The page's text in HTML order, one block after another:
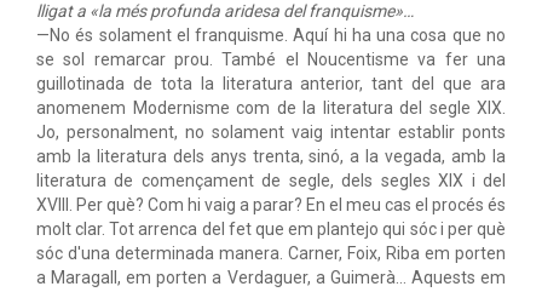
lligat a «la més profunda aridesa del franquisme»…
—No és solament el franquisme. Aquí hi ha una cosa que no
se sol remarcar prou. També el Noucentisme va fer una
guillotinada de tota la literatura anterior, tant del que ara
anomenem Modernisme com de la literatura del segle XIX.
Jo, personalment, no solament vaig intentar establir ponts
amb la literatura dels anys trenta, sinó, a la vegada, amb la
literatura de començament de segle, dels segles XIX i del
XVIII. Per què? Com hi vaig a parar? En el meu cas el procés és
molt clar. Tot arrenca del fet que em plantejo qui sóc i per què
sóc d'una determinada manera. Carner, Foix, Riba em porten
a Maragall, em porten a Verdaguer, a Guimerà… Aquests em